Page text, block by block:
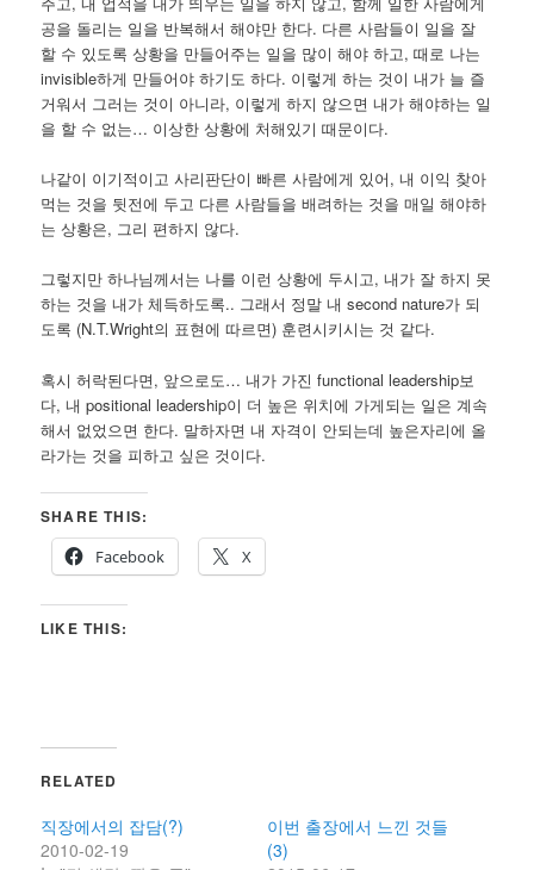
공을 돌리는 일을 반복해서 해야만 한다. 다른 사람들이 일을 잘
할 수 있도록 상황을 만들어주는 일을 많이 해야 하고, 때로 나는
invisible하게 만들어야 하기도 하다. 이렇게 하는 것이 내가 늘 즐
거워서 그러는 것이 아니라, 이렇게 하지 않으면 내가 해야하는 일
을 할 수 없는… 이상한 상황에 처해있기 때문이다.
나같이 이기적이고 사리판단이 빠른 사람에게 있어, 내 이익 찾아
먹는 것을 뒷전에 두고 다른 사람들을 배려하는 것을 매일 해야하
는 상황은, 그리 편하지 않다.
그렇지만 하나님께서는 나를 이런 상황에 두시고, 내가 잘 하지 못
하는 것을 내가 체득하도록.. 그래서 정말 내 second nature가 되
도록 (N.T.Wright의 표현에 따르면) 훈련시키시는 것 같다.
혹시 허락된다면, 앞으로도… 내가 가진 functional leadership보
다, 내 positional leadership이 더 높은 위치에 가게되는 일은 계속
해서 없었으면 한다. 말하자면 내 자격이 안되는데 높은자리에 올
라가는 것을 피하고 싶은 것이다.
SHARE THIS:
Facebook
X
LIKE THIS:
RELATED
직장에서의 잡담(?)
2010-02-19
이번 출장에서 느낀 것들
(3)